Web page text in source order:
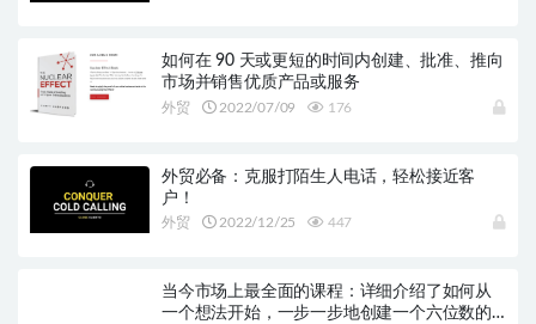
如何在 90 天或更短的时间内创建、批准、推向
市场并销售优质产品或服务
外贸 2022/07/09 176
外贸必备：克服打陌生人电话，轻松接近客
户！
外贸 2022/12/25 447
当今市场上最全面的课程：详细介绍了如何从
一个想法开始，一步一步地创建一个六位数的